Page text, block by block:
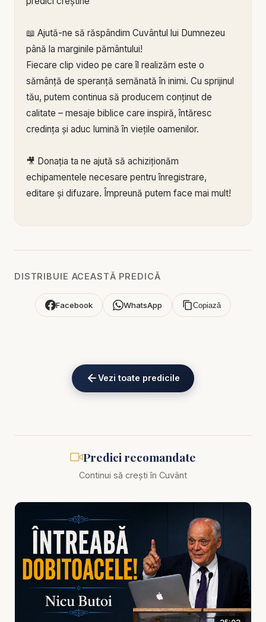
📖 Ajută-ne să răspândim Cuvântul lui Dumnezeu
până la marginile pământului!
Fiecare clip video pe care îl realizăm este o
sămânță de speranță semănată în inimi. Cu sprijinul
tău, putem continua să producem conținut de
calitate – mesaje biblice care inspiră, întăresc
credința și aduc lumină în viețile oamenilor.
🎥 Donația ta ne ajută să achiziționăm
echipamentele necesare pentru înregistrare,
editare și difuzare. Împreună putem face mai mult!
🌐 Sau pe:https://BIBLIAZILNICA.RO
Alătură-te acestui canal pentru a primi acces la
Predici Nicu Butoi - Arme pentru timp de pace -
predici creștine
🔗 Donează acum pe Stripe:
om/3cs3fm5XE04r9Ik3cc
🌐 pe:
https://BISERICAONLINE.RO
🌐 Sau pe:https://BIBLIAZILNICA.RO
🌐http://revolut.me/marius39jh
Timpul de pace este adesea perceput ca o
DISTRIBUIE ACEASTĂ PREDICĂ
Facebook WhatsApp Copiază
Vezi toate predicile
Predici recomandate
Continui să crești în Cuvânt